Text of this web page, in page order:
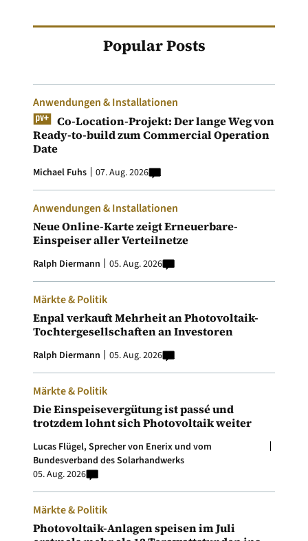
Popular Posts
Anwendungen & Installationen
Co-Location-Projekt: Der lange Weg von
Ready-to-build zum Commercial Operation
Date
Michael Fuhs 07. Aug. 2026
Anwendungen & Installationen
Neue Online-Karte zeigt Erneuerbare-
Einspeiser aller Verteilnetze
Ralph Diermann 05. Aug. 2026
Märkte & Politik
Enpal verkauft Mehrheit an Photovoltaik-
Tochtergesellschaften an Investoren
Ralph Diermann 05. Aug. 2026
Märkte & Politik
Die Einspeisevergütung ist passé und
trotzdem lohnt sich Photovoltaik weiter
Lucas Flügel, Sprecher von Enerix und vom
Bundesverband des Solarhandwerks
05. Aug. 2026
Märkte & Politik
Photovoltaik-Anlagen speisen im Juli